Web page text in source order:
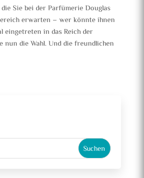
Sie bei der Parfümerie Douglas
erwarten – wer könnte ihnen
eingetreten in das Reich der
nun die Wahl. Und die freundlichen